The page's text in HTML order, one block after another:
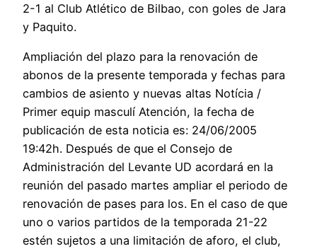
2-1 al Club Atlético de Bilbao, con goles de Jara
y Paquito.
Ampliación del plazo para la renovación de
abonos de la presente temporada y fechas para
cambios de asiento y nuevas altas Notícia /
Primer equip masculí Atención, la fecha de
publicación de esta noticia es: 24/06/2005
19:42h. Después de que el Consejo de
Administración del Levante UD acordará en la
reunión del pasado martes ampliar el periodo de
renovación de pases para los. En el caso de que
uno o varios partidos de la temporada 21-22
estén sujetos a una limitación de aforo, el club,